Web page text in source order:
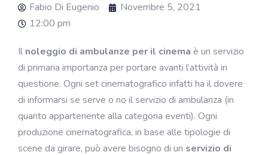
Fabio Di Eugenio
Novembre 5, 2021
12:00 pm
Il noleggio di ambulanze per il cinema è un servizio
di primaria importanza per portare avanti l’attività in
questione. Ogni set cinematografico infatti ha il dovere
di informarsi se serve o no il servizio di ambulanza (in
quanto appartenente alla categoria eventi). Ogni
produzione cinematografica, in base alle tipologie di
scene da girare, può avere bisogno di un servizio di